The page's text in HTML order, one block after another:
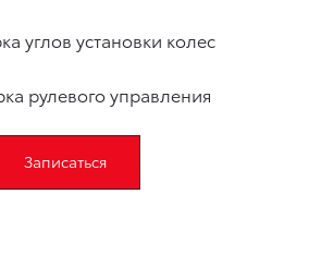
углов установки колес
рулевого управления
Записаться